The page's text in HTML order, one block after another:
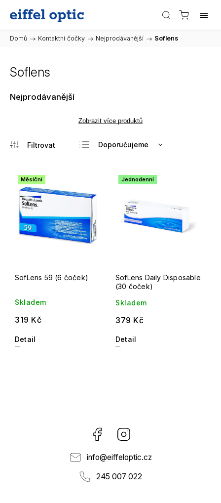
Domů / Kontaktní čočky / Nejprodávanější / Soflens
Soflens
Nejprodávanější
Zobrazit více produktů
Doporučujeme
Nejdražší
Abecedně
Měsíční
SofLens 59 (6 čoček)
Skladem
319 Kč
Detail
Jednodenní
SofLens Daily Disposable
(30 čoček)
Skladem
379 Kč
Detail
Facebook
info@eiffeloptic.cz
245 007 022